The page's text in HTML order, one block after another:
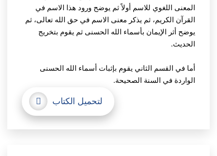
المعنى اللغوي للاسم أولاً ثم يوضح ورود هذا الاسم في
القرآن الكريم، ثم يذكر معنى الاسم في حق الله تعالى، ثم
يوضح أثر الإيمان بأسماء الله الحسنى ثم يقوم بتخريج
الحديث.
أما في القسم الثاني يقوم بإثبات أسماء الله الحسنى
الواردة في السنة الصحيحة.
لتحميل الكتاب